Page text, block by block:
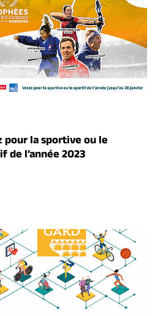
pour la sportive ou le
de l’année 2023